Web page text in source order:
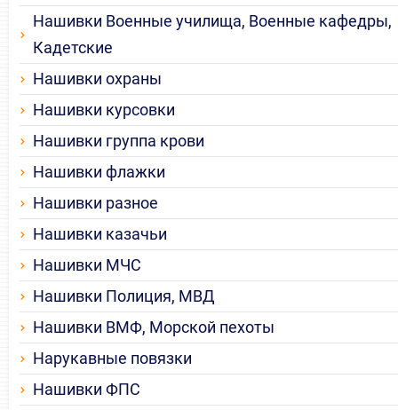
Нашивки Военные училища, Военные кафедры,
Кадетские
Нашивки охраны
Нашивки курсовки
Нашивки группа крови
Нашивки флажки
Нашивки разное
Нашивки казачьи
Нашивки МЧС
Нашивки Полиция, МВД
Нашивки ВМФ, Морской пехоты
Нарукавные повязки
Нашивки ФПС